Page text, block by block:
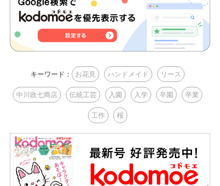
キーワード： お花見 ハンドメイド リース
中川政七商店 伝統工芸 入園 入学 卒園 卒業
工作 桜